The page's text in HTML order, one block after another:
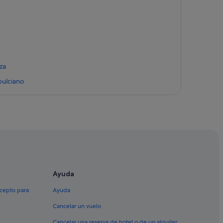
Filippo
para
Ayuda
Ayuda
Cancelar un vuelo